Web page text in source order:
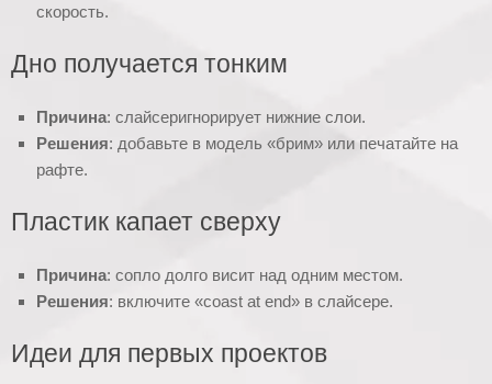
скорость.
Дно получается тонким
Причина: слайсеригнорирует нижние слои.
Решения: добавьте в модель «брим» или печатайте на
рафте.
Пластик капает сверху
Причина: сопло долго висит над одним местом.
Решения: включите «coast at end» в слайсере.
Идеи для первых проектов